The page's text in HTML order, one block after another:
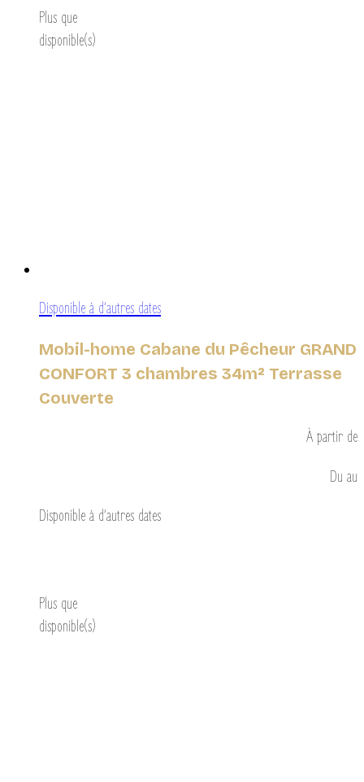
Plus que
disponible(s)
Disponible à d’autres dates
Mobil-home Cabane du Pêcheur GRAND
CONFORT 3 chambres 34m² Terrasse
Couverte
À partir de
Du au
Disponible à d’autres dates
Plus que
disponible(s)